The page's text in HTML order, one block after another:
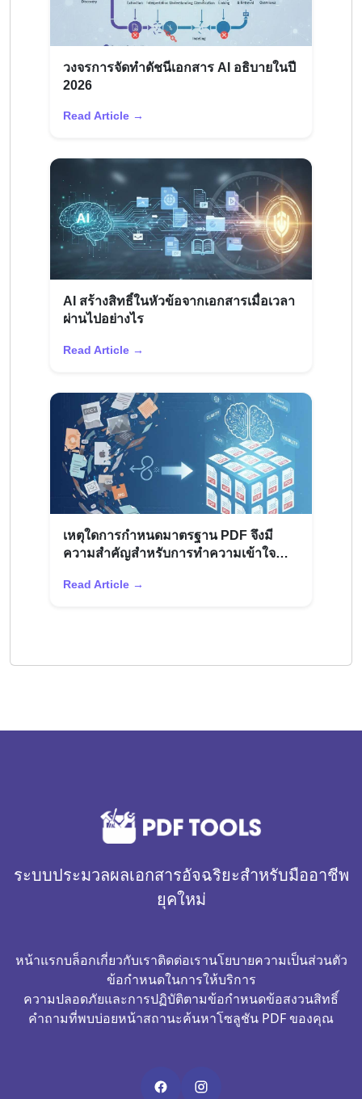
วงจรการจัดทำดัชนีเอกสาร AI อธิบายในปี
2026
Read Article →
AI สร้างสิทธิ์ในหัวข้อจากเอกสารเมื่อเวลา
ผ่านไปอย่างไร
Read Article →
เหตุใดการกำหนดมาตรฐาน PDF จึงมี
ความสำคัญสำหรับการทำความเข้าใจ
Read Article →
ระบบประมวลผลเอกสารอัจฉริยะสำหรับมืออาชีพ
ยุคใหม่
หน้าแรกบล็อกเกี่ยวกับเราติดต่อเรานโยบายความเป็นส่วนตัว
ข้อกำหนดในการให้บริการ
ความปลอดภัยและการปฏิบัติตามข้อกำหนดข้อสงวนสิทธิ์
คำถามที่พบบ่อยหน้าสถานะค้นหาโซลูชัน PDF ของคุณ